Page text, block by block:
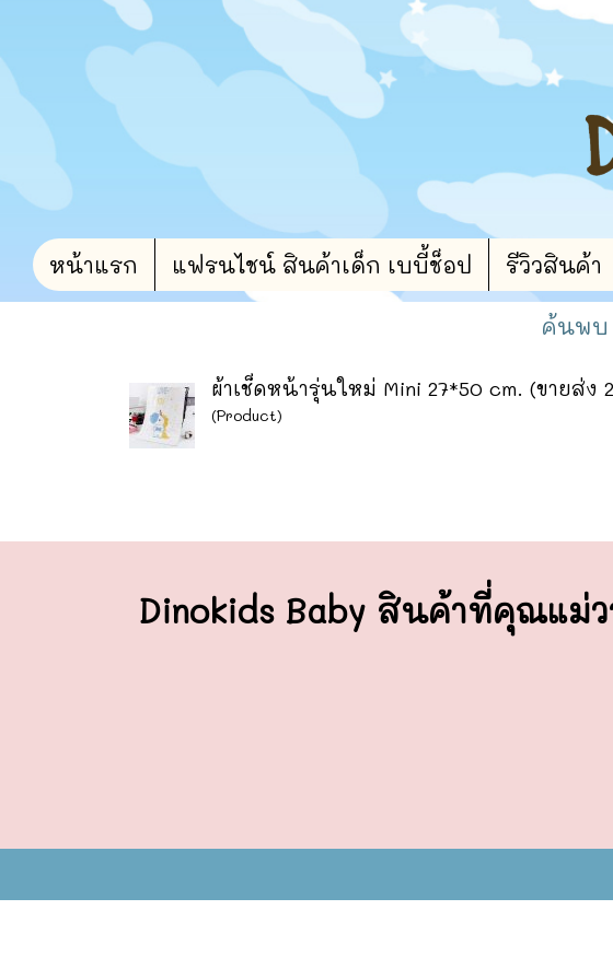
หน้าแรก แฟรนไชน์ สินค้าเด็ก เบบี้ช็อป รีวิวสินค้า
ค้นพบ
ผ้าเช็ดหน้ารุ่นใหม่ Mini 27*50 cm. (ขายส่ง
(Product)
Dinokids Baby สินค้าที่คุณแม่ว